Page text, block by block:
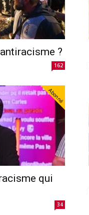
?
162
Abonné
qui
34